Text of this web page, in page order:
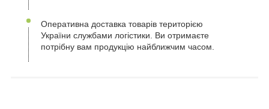
Оперативна доставка товарів територією
України службами логістики. Ви отримаєте
потрібну вам продукцію найближчим часом.